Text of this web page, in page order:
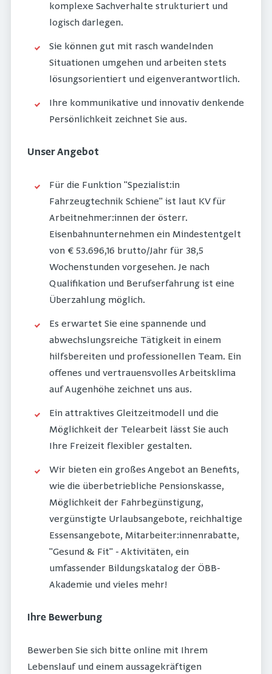
komplexe Sachverhalte strukturiert und
logisch darlegen.
Sie können gut mit rasch wandelnden
Situationen umgehen und arbeiten stets
lösungsorientiert und eigenverantwortlich.
Ihre kommunikative und innovativ denkende
Persönlichkeit zeichnet Sie aus.
Unser Angebot
Für die Funktion "Spezialist:in
Fahrzeugtechnik Schiene" ist laut KV für
Arbeitnehmer:innen der österr.
Eisenbahnunternehmen ein Mindestentgelt
von € 53.696,16 brutto/Jahr für 38,5
Wochenstunden vorgesehen. Je nach
Qualifikation und Berufserfahrung ist eine
Überzahlung möglich.
Es erwartet Sie eine spannende und
abwechslungsreiche Tätigkeit in einem
hilfsbereiten und professionellen Team. Ein
offenes und vertrauensvolles Arbeitsklima
auf Augenhöhe zeichnet uns aus.
Ein attraktives Gleitzeitmodell und die
Möglichkeit der Telearbeit lässt Sie auch
Ihre Freizeit flexibler gestalten.
Wir bieten ein großes Angebot an Benefits,
wie die überbetriebliche Pensionskasse,
Möglichkeit der Fahrbegünstigung,
vergünstigte Urlaubsangebote, reichhaltige
Essensangebote, Mitarbeiter:innenrabatte,
"Gesund & Fit" - Aktivitäten, ein
umfassender Bildungskatalog der ÖBB-
Akademie und vieles mehr!
Ihre Bewerbung
Bewerben Sie sich bitte online mit Ihrem
Lebenslauf und einem aussagekräftigen